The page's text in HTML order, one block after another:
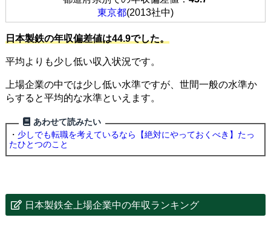
東京都(2013社中)
日本製鉄の年収偏差値は44.9でした。
平均よりも少し低い収入状況です。
上場企業の中では少し低い水準ですが、世間一般の水準か
らすると平均的な水準といえます。
あわせて読みたい
・ 少しでも転職を考えているなら【絶対にやっておくべき】たっ
たひとつのこと
日本製鉄全上場企業中の年収ランキング